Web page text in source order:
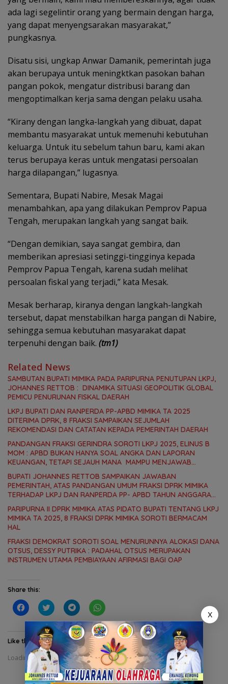
ada lagi segelintir orang yang bermain dengan harga,
yang dapat menyengsarakan masyarakat,”
pungkasnya.
Disatu sisi, ungkap Anwar Damanik, pemerintah juga
akan berupaya untuk meningktkan pasokan bahan
pangan pokok, mengatur distribusi barang dan
mengoptimalkan kerja sama dengan pelaku usaha.
“Kirany dengan langka-langkah yang dibuat, dapat
membantu masyarakat untuk memenuhi kebutuhan
keluarga. Untuk itu sebelum tahun baru, kami akan
terus berupaya keras untuk mengatasi persoalan
harga dilapangan,” lugasnya.
Sementara, Bupati Nabire, Mesak Magai
menambahkan, apa yang dilakukan Pemprov Papua
Tengah, merupakan langkah yang sangat baik.
“Dengan demikian, saya sangat gembira, dan
memberikan apresiasi setinggi-tingginya kepada
Pemprov Papua Tengah, karena sudah melihat
persoalan fiskal yang terjadi,” kata Mesak.
Mesak berharap, kiranya dengan langkah-langkah
tersebut, dapat menstabilkan harga pangan di Nabire,
sehingga semua kebutuhan masyarakat dapat
terpenuhi dengan baik. (tm1)
Related News
SAMBUTAN BUPATI MIMIKA PADA PARIPURNA PENUTUPAN LKPJ,
JOHANNES RETTOB : DINAMIKA SITUASI GEOPOLITIK GLOBAL
PEMICU PENURUNAN FISKAL DAERAH
LKPJ BUPATI DAN RANPERDA PP-APBD MIMIKA TA 2025
DITERIMA DPRK, 8 FRAKSI SAMPAIKAN SEJUMLAH
REKOMENDASI DAN CATATAN KEPADA PEMERINTAH DAERAH
PANDANGAN FRAKSI GERINDRA SOROTI LKPJ 2025, ELINUS B
MOM : APBD BUKAN HANYA SOAL ANGKA DAN LAPORAN
KEUANGAN, TETAPI SEJAUH MANA MAMPU MENJAWAB
BUPATI JOHANNES RETTOB SAMPAIKAN JAWABAN
PEMERINTAH, ATAS PANDANGAN UMUM FRAKSI DPRK MIMIKA
TERHADAP LKPJ DAN RANPERDA PP- APBD TAHUN ANGGARAN
PARIPURNA II DPRK MIMIKA ATAS PIDATO BUPATI TENTANG LKPJ
MIMIKA TA 2025, 8 FRAKSI DPRK MIMIKA SOROTI BERMACAM
HAL
FRAKSI DEMOKRAT SOROTI SOAL MENURUNNYA ALOKASI DANA
OTSUS, DESSY PUTRIKA : PADAHAL OTSUS MERUPAKAN
INSTRUMEN UTAMA PEMBIAYAAN AFIRMASI BAGI OAP
Share this:
C
l
i
o
s
h
a
r
e
C
l
i
c
k
t
o
s
h
a
r
e
C
l
i
c
k
t
o
s
h
a
r
e
C
l
i
c
k
t
o
s
h
a
r
e
Like this:
Loading...
X